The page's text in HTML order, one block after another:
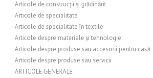
Articole de construcții și grădinărit
Articole de specialitate
Articole de specialitate în textile
Articole despre materiale și tehnologie
Articole despre produse sau accesorii pentru casă
Articole despre produse sau servicii
ARTICOLE GENERALE